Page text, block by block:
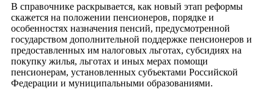
В справочнике раскрывается, как новый этап реформы
скажется на положении пенсионеров, порядке и
особенностях назначения пенсий, предусмотренной
государством дополнительной поддержке пенсионеров и
предоставленных им налоговых льготах, субсидиях на
покупку жилья, льготах и иных мерах помощи
пенсионерам, установленных субъектами Российской
Федерации и муниципальными образованиями.